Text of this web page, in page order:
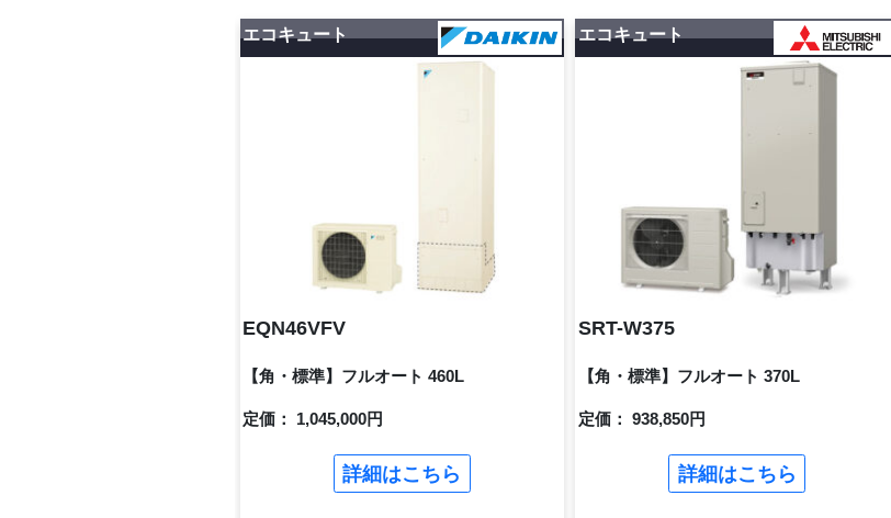
エコキュート
EQN46VFV
【角・標準】フルオート 460L
定価： 1,045,000円
詳細はこちら
エコキュート
SRT-W375
【角・標準】フルオート 370L
定価： 938,850円
詳細はこちら